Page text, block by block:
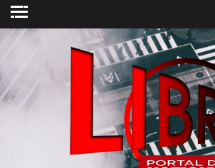
Saltar
contenido